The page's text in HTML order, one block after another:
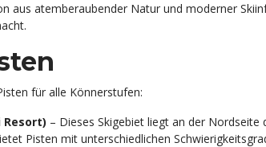
aus atemberaubender Natur und moderner
für alle Könnerstufen:
Resort) – Dieses Skigebiet liegt an der Nordseite
Pisten mit unterschiedlichen